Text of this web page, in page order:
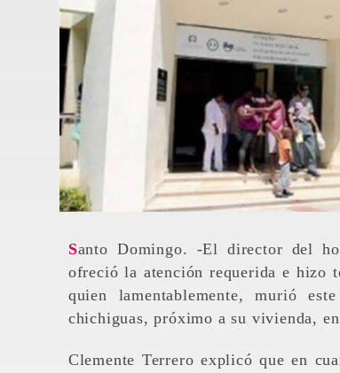
Santo Domingo. -El director del hospital Infantil Dr. Robert Reid Cabral afirmó que el centro
ofreció la atención requerida e hizo
quien lamentablemente, murió
chichiguas, próximo a su vivienda,
Clemente Terrero explicó que en